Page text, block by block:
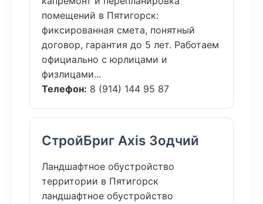
помещений в Пятигорск:
фиксированная смета, понятный
договор, гарантия до 5 лет. Работаем
официально с юрлицами и
физлицами...
Телефон: 8 (914) 144 95 87
СтройБриг Axis Зодчий
Ландшафтное обустройство
территории в Пятигорск
ландшафтное обустройство